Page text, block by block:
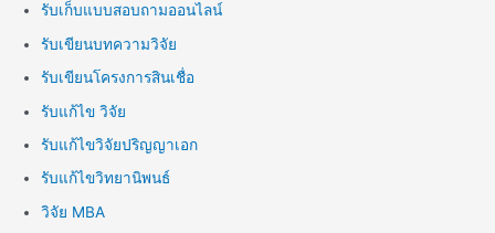
รับเก็บแบบสอบถามออนไลน์
รับเขียนบทความวิจัย
รับเขียนโครงการสินเชื่อ
รับแก้ไข วิจัย
รับแก้ไขวิจัยปริญญาเอก
รับแก้ไขวิทยานิพนธ์
วิจัย MBA